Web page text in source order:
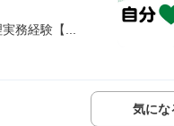
務経験【...
気にな